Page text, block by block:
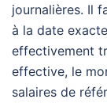
journalières. Il
à la date
effectivement
effective, le
salaires de